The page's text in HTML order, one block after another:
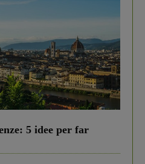
5 idee per far